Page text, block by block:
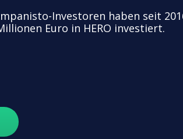
Investoren haben seit
Euro in HERO investiert.